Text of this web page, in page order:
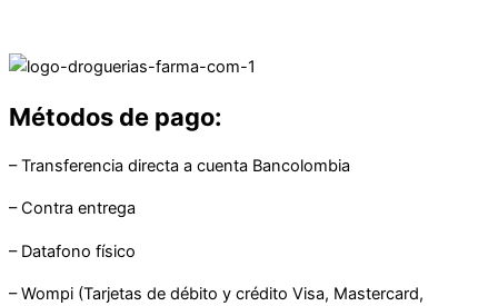
Métodos de pago:
– Transferencia directa a cuenta Bancolombia
– Contra entrega
– Datafono físico
– Wompi (Tarjetas de débito y crédito Visa, Mastercard,